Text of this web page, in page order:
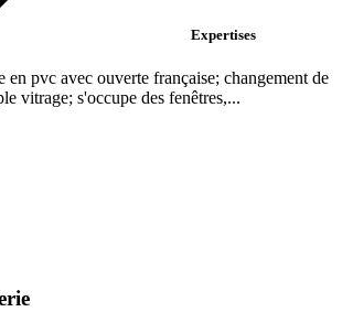
Expertises
en pvc avec ouverte française; changement de
vitrage; s'occupe des fenêtres,...